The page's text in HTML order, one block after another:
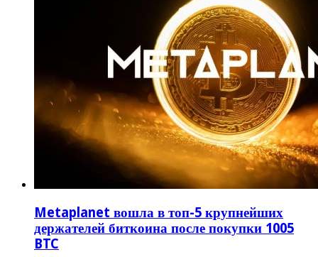
Metaplanet вошла в топ-5 крупнейших
держателей биткоина после покупки 1005
BTC